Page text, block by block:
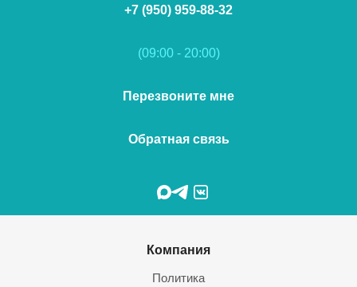
+7 (950) 959-88-32
(09:00 - 20:00)
Перезвоните мне
Обратная связь
Компания
Политика